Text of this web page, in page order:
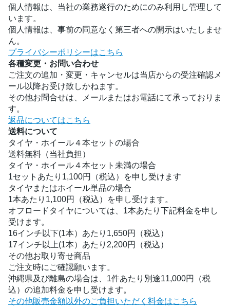
個人情報は、当社の業務遂行のためにのみ利用し管理して
います。
個人情報は、事前の同意なく第三者への開示はいたしませ
ん。
プライバシーポリシーはこちら
各種変更・お問い合わせ
ご注文の追加・変更・キャンセルは当店からの受注確認メ
ール以降お受け致しかねます。
その他お問合せは、メールまたはお電話にて承っておりま
す。
返品についてはこちら
送料について
タイヤ・ホイール４本セットの場合
送料無料（当社負担）
タイヤ・ホイール４本セット未満の場合
1セットあたり1,100円（税込）を申し受けます
タイヤまたはホイール単品の場合
1本あたり1,100円（税込）を申し受けます。
オフロードタイヤについては、1本あたり下記料金を申し
受けます。
16インチ以下(1本）あたり1,650円（税込）
17インチ以上(1本）あたり2,200円（税込）
その他お取り寄せ商品
ご注文時にご確認願います。
沖縄県及び離島の場合は、1件あたり別途11,000円（税
込）の追加料金を申し受けます。
その他販売金額以外のご負担いただく料金はこちら